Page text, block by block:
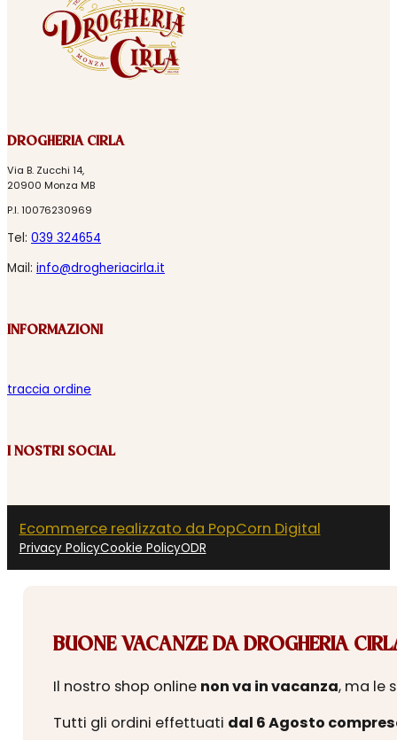
DROGHERIA CIRLA
Via B. Zucchi 14,
20900 Monza MB
P.I. 10076230969
Tel: 039 324654
Mail: info@drogheriacirla.it
INFORMAZIONI
traccia ordine
I NOSTRI SOCIAL
Ecommerce realizzato da PopCorn Digital
Privacy PolicyCookie PolicyODR
BUONE VACANZE DA DROGHERIA
Il nostro shop online non va in vacanza, ma le
Tutti gli ordini effettuati dal 6 Agosto